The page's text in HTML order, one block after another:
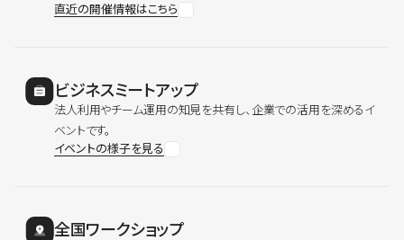
直近の開催情報はこちら
ビジネスミートアップ
法人利用やチーム運用の知見を共有し、企業での活用を深めるイ
ベントです。
イベントの様子を見る
全国ワークショップ